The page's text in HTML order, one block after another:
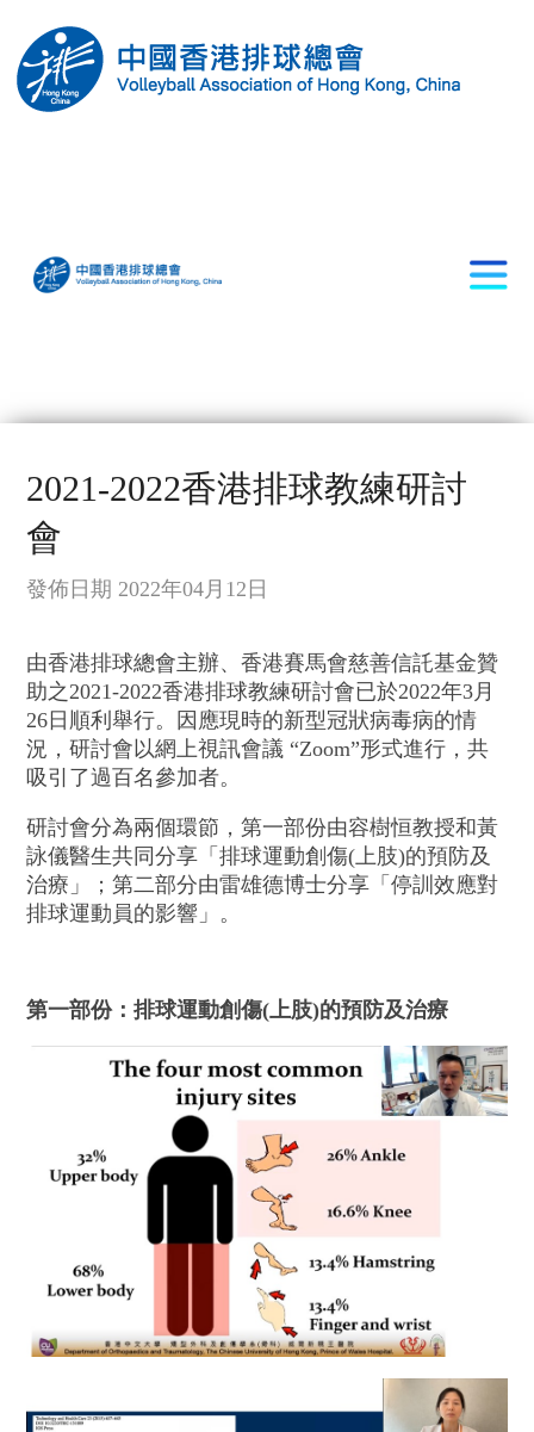
2021-2022香港排球教練研討
會
發佈日期 2022年04月12日
由香港排球總會主辦、香港賽馬會慈善信託基金贊
助之2021-2022香港排球教練研討會已於2022年3月
26日順利舉行。因應現時的新型冠狀病毒病的情
況，研討會以網上視訊會議 “Zoom”形式進行，共
吸引了過百名參加者。
研討會分為兩個環節，第一部份由容樹恒教授和黃
詠儀醫生共同分享「排球運動創傷(上肢)的預防及
治療」；第二部分由雷雄德博士分享「停訓效應對
排球運動員的影響」。
第一部份：排球運動創傷(上肢)的預防及治療